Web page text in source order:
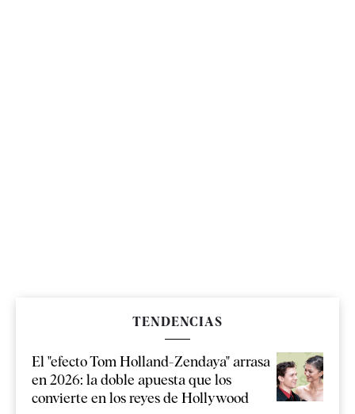
TENDENCIAS
El "efecto Tom Holland-Zendaya" arrasa
en 2026: la doble apuesta que los
convierte en los reyes de Hollywood